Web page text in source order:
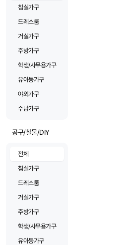
침실가구
드레스룸
거실가구
주방가구
학생/사무용가구
유아동가구
야외가구
수납가구
공구/철물/DIY
전체
침실가구
드레스룸
거실가구
주방가구
학생/사무용가구
유아동가구